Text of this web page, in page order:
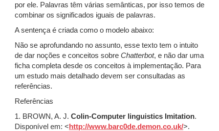
por ele. Palavras têm várias semânticas, por isso temos de
combinar os significados iguais de palavras.
A sentença é criada como o modelo abaixo:
Não se aprofundando no assunto, esse texto tem o intuito
de dar noções e conceitos sobre Chatterbot, e não dar uma
ficha completa desde os conceitos à implementação. Para
um estudo mais detalhado devem ser consultadas as
referências.
Referências
1. BROWN, A. J. Colin-Computer linguistics Imitation.
Disponível em: < http://www.barc0de.demon.co.uk/>.